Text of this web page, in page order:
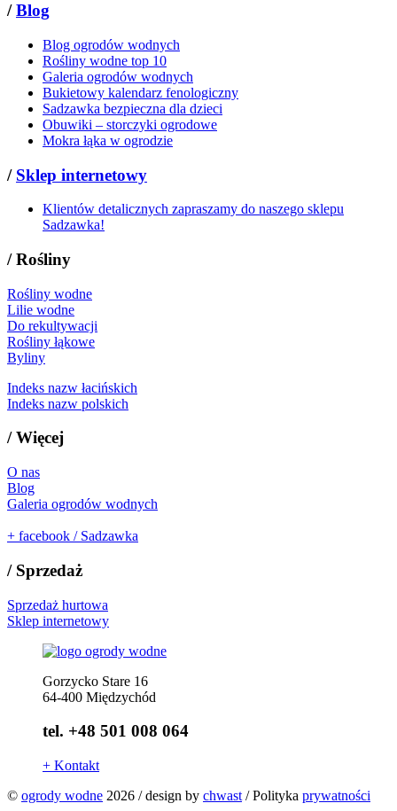
/Blog
Blog ogrodów wodnych
Rośliny wodne top 10
Galeria ogrodów wodnych
Bukietowy kalendarz fenologiczny
Sadzawka bezpieczna dla dzieci
Obuwiki – storczyki ogrodowe
Mokra łąka w ogrodzie
/ Sklep internetowy
Klientów detalicznych zapraszamy do naszego sklepu
Sadzawka!
/Rośliny
Rośliny wodne
Lilie wodne
Do rekultywacji
Rośliny łąkowe
Byliny
Indeks nazw łacińskich
Indeks nazw polskich
/Więcej
O nas
Blog
Galeria ogrodów wodnych
+ facebook / Sadzawka
/ Sprzedaż
Sprzedaż hurtowa
Sklep internetowy
Gorzycko Stare 16
64-400 Międzychód
tel. +48 501 008 064
+ Kontakt
© ogrody wodne 2026 /design by chwast /Polityka prywatności